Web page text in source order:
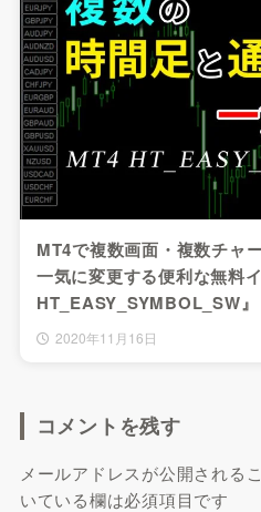
MT4で複数画面・複数チャ
一気に変更する便利な無料
HT_EASY_SYMBOL_SW』
2020年11月16日
コメントを残す
メールアドレスが公開される
いている欄は必須項目です